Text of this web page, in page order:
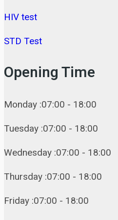
HIV test
STD Test
Opening Time
Monday :07:00 - 18:00
Tuesday :07:00 - 18:00
Wednesday :07:00 - 18:00
Thursday :07:00 - 18:00
Friday :07:00 - 18:00